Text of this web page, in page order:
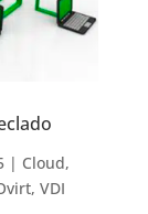
| Cloud,
, VDI